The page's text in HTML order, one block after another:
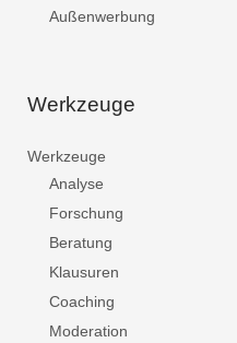
Außenwerbung
Werkzeuge
Werkzeuge
Analyse
Forschung
Beratung
Klausuren
Coaching
Moderation